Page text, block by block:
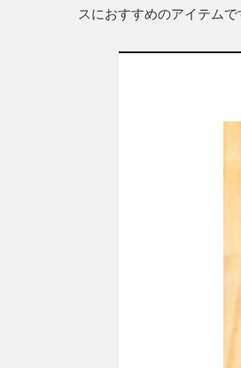
スにおすすめのアイテムで